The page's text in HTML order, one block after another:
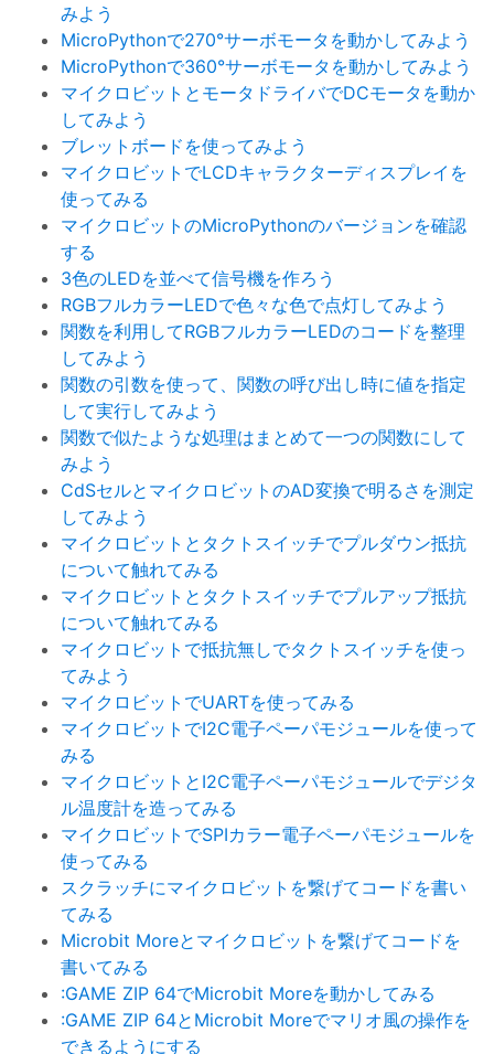
みよう
MicroPythonで270°サーボモータを動かしてみよう
MicroPythonで360°サーボモータを動かしてみよう
マイクロビットとモータドライバでDCモータを動か
してみよう
ブレットボードを使ってみよう
マイクロビットでLCDキャラクターディスプレイを
使ってみる
マイクロビットのMicroPythonのバージョンを確認
する
3色のLEDを並べて信号機を作ろう
RGBフルカラーLEDで色々な色で点灯してみよう
関数を利用してRGBフルカラーLEDのコードを整理
してみよう
関数の引数を使って、関数の呼び出し時に値を指定
して実行してみよう
関数で似たような処理はまとめて一つの関数にして
みよう
CdSセルとマイクロビットのAD変換で明るさを測定
してみよう
マイクロビットとタクトスイッチでプルダウン抵抗
について触れてみる
マイクロビットとタクトスイッチでプルアップ抵抗
について触れてみる
マイクロビットで抵抗無しでタクトスイッチを使っ
てみよう
マイクロビットでUARTを使ってみる
マイクロビットでI2C電子ペーパモジュールを使って
みる
マイクロビットとI2C電子ペーパモジュールでデジタ
ル温度計を造ってみる
マイクロビットでSPIカラー電子ペーパモジュールを
使ってみる
スクラッチにマイクロビットを繋げてコードを書い
てみる
Microbit Moreとマイクロビットを繋げてコードを
書いてみる
:GAME ZIP 64でMicrobit Moreを動かしてみる
:GAME ZIP 64とMicrobit Moreでマリオ風の操作を
できるようにする